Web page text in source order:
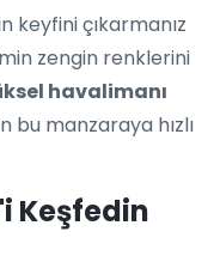
keyfini çıkarmanız
zengin renklerini
havalimanı
bu manzaraya hızlı
Keşfedin